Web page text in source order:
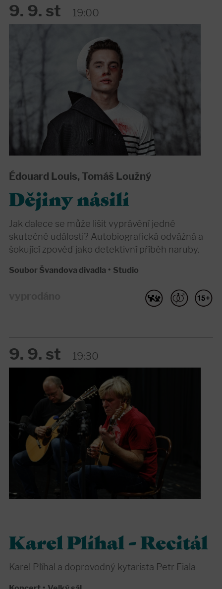
9. 9. st 19:00
Édouard Louis, Tomáš Loužný
Dějiny násilí
Jak dalece se může lišit vyprávění jedné
skutečné události? Autobiografická odvážná a
šokující zpověď jako detektivní příběh naruby.
Soubor Švandova divadla • Studio
9. 9. st 19:30
Karel Plíhal - Recitál
Karel Plíhal a doprovodný kytarista Petr Fiala